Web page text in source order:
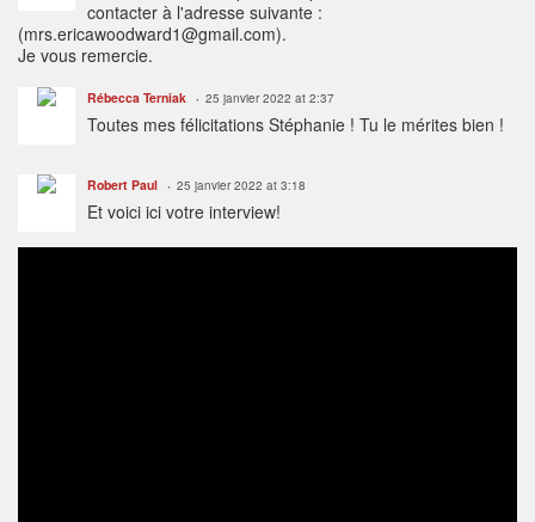
contacter à l'adresse suivante :
(mrs.ericawoodward1@gmail.com).
Je vous remercie.
Rébecca Terniak 25 janvier 2022 at 2:37
Toutes mes félicitations Stéphanie ! Tu le mérites bien !
Robert Paul 25 janvier 2022 at 3:18
Et voici ici votre interview!